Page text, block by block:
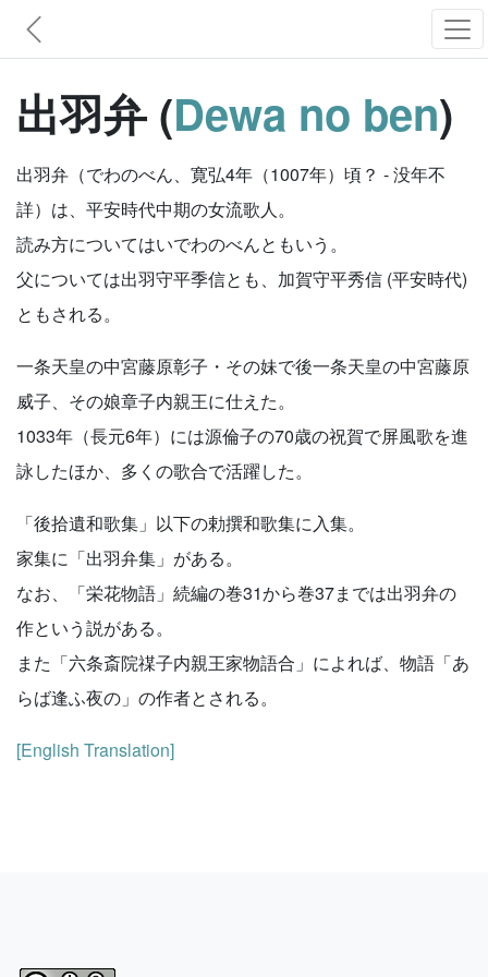
出羽弁 (Dewa no ben)
出羽弁（でわのべん、寛弘4年（1007年）頃？ - 没年不
詳）は、平安時代中期の女流歌人。
読み方についてはいでわのべんともいう。
父については出羽守平季信とも、加賀守平秀信 (平安時代)
ともされる。
一条天皇の中宮藤原彰子・その妹で後一条天皇の中宮藤原
威子、その娘章子内親王に仕えた。
1033年（長元6年）には源倫子の70歳の祝賀で屏風歌を進
詠したほか、多くの歌合で活躍した。
「後拾遺和歌集」以下の勅撰和歌集に入集。
家集に「出羽弁集」がある。
なお、「栄花物語」続編の巻31から巻37までは出羽弁の
作という説がある。
また「六条斎院禖子内親王家物語合」によれば、物語「あ
らば逢ふ夜の」の作者とされる。
[English Translation]